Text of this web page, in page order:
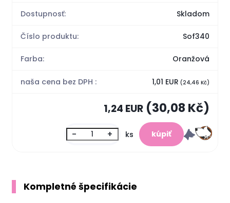
Dostupnosť: Skladom
Číslo produktu: Sof340
Farba: Oranžová
naša cena bez DPH : 1,01 EUR (24,46 Kč)
1,24 EUR(30,08 Kč)
- + ks
Kompletné špecifikácie